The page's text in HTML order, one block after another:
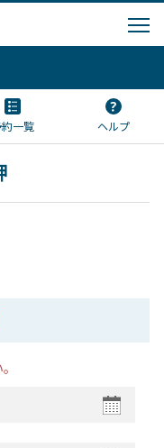
約一覧 ヘルプ